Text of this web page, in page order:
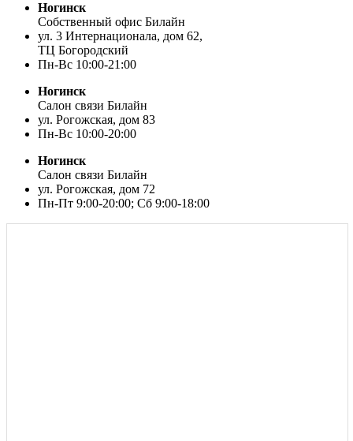
Ногинск
Собственный офис Билайн
ул. 3 Интернационала, дом 62,
ТЦ Богородский
Пн-Вс 10:00-21:00
Ногинск
Салон связи Билайн
ул. Рогожская, дом 83
Пн-Вс 10:00-20:00
Ногинск
Салон связи Билайн
ул. Рогожская, дом 72
Пн-Пт 9:00-20:00; Сб 9:00-18:00